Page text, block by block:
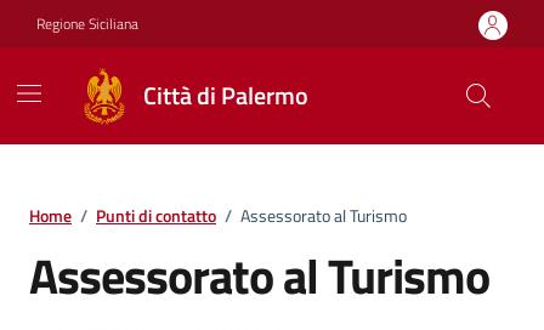
Vai ai contenuti
Vai al footer
Regione Siciliana
Città di Palermo
Home / Punti di contatto / Assessorato al Turismo
Assessorato al Turismo